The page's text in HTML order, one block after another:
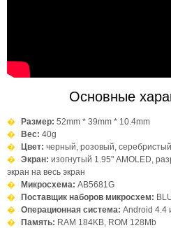
Основные
Размер: 52mm * 39mm * 10.4mm
Вес: 40g
Цвет: черный, розовый, серебристый
Экран: изогнутый 1.95" AMOLED,
экран на весь экран
Микросхема: AB5681G
Поставщик наборов микросхем:
Операционная система: Android 4.4
Память: RAM 184KB, ROM 128Mb